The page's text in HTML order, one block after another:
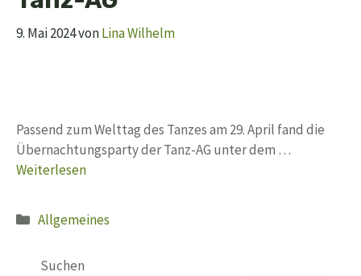
9. Mai 2024vonLina Wilhelm
Passend zum Welttag des Tanzes am 29. April fand die
Übernachtungsparty der Tanz-AG unter dem …
Weiterlesen
Kategorien
Allgemeines
Suchen